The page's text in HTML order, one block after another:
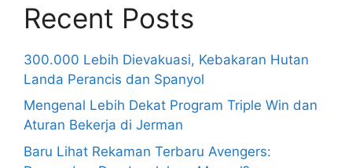
Recent Posts
300.000 Lebih Dievakuasi, Kebakaran Hutan
Landa Perancis dan Spanyol
Mengenal Lebih Dekat Program Triple Win dan
Aturan Bekerja di Jerman
Baru Lihat Rekaman Terbaru Avengers: